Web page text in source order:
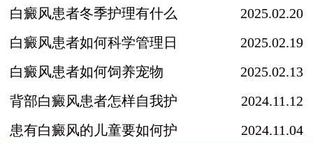
白癜风患者冬季护理有什么
2025.02.20
白癜风患者如何科学管理日
2025.02.19
白癜风患者如何饲养宠物
2025.02.13
背部白癜风患者怎样自我护
2024.11.12
患有白癜风的儿童要如何护
2024.11.04